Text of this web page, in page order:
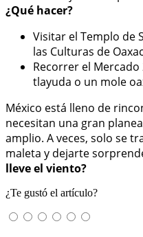
¿Qué hacer?
Visitar el Templo de
las Culturas de
Recorrer el
tlayuda o un mole
México está lleno de
necesitan una gran
amplio. A veces, solo se
maleta y dejarte
lleve el viento?
¿Te gustó el artículo?